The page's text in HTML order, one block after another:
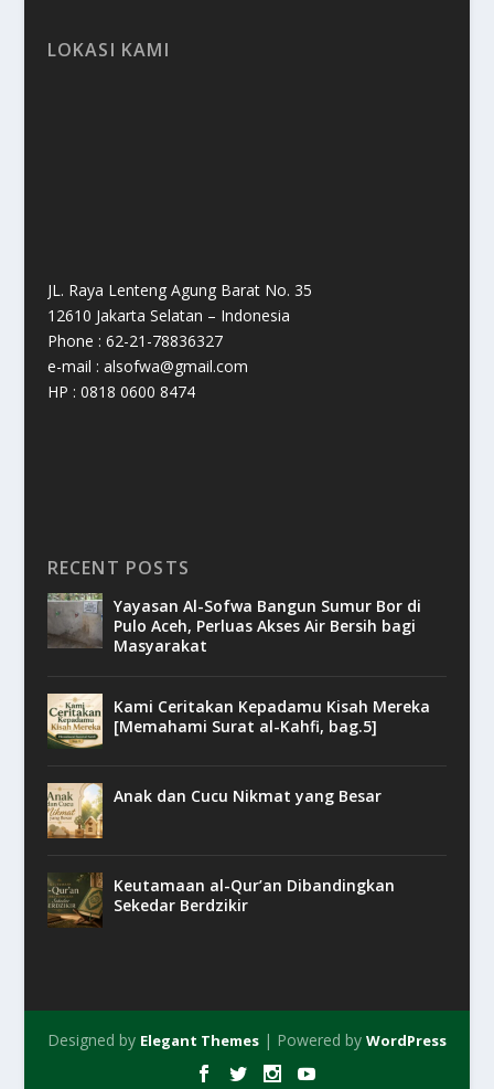
LOKASI KAMI
JL. Raya Lenteng Agung Barat No. 35
12610 Jakarta Selatan – Indonesia
Phone : 62-21-78836327
e-mail : alsofwa@gmail.com
HP : 0818 0600 8474
RECENT POSTS
Yayasan Al-Sofwa Bangun Sumur Bor di
Pulo Aceh, Perluas Akses Air Bersih bagi
Masyarakat
Kami Ceritakan Kepadamu Kisah Mereka
[Memahami Surat al-Kahfi, bag.5]
Anak dan Cucu Nikmat yang Besar
Keutamaan al-Qur’an Dibandingkan
Sekedar Berdzikir
Designed by Elegant Themes| Powered by WordPress